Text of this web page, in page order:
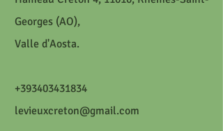
Georges (AO),
Valle d'Aosta.
+393403431834
levieuxcreton@gmail.com